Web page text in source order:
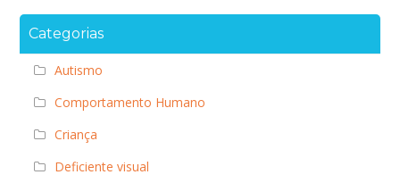
Categorias
Autismo
Comportamento Humano
Criança
Deficiente visual